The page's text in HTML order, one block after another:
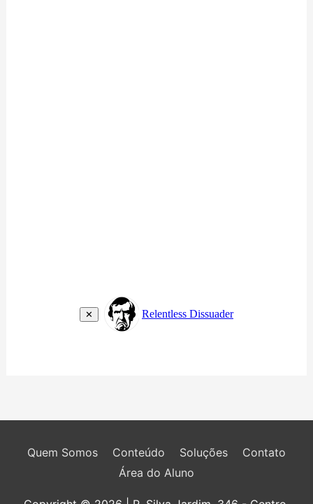
Quem Somos Conteúdo Soluções
Contato
Área do Aluno